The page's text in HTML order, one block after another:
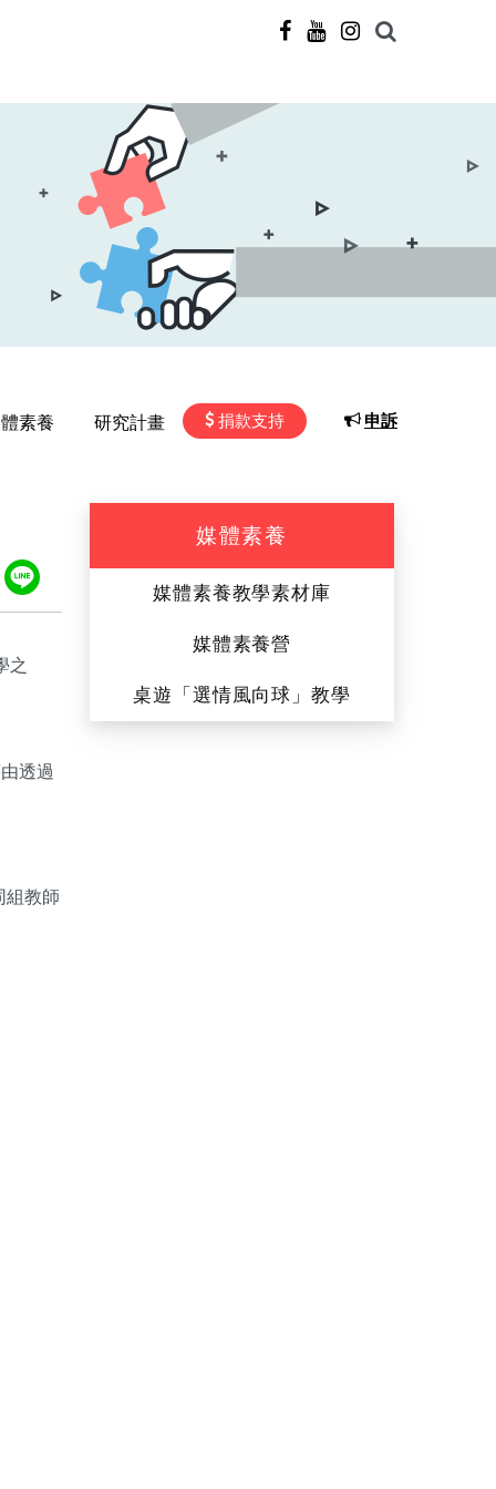
素養 研究計畫 申訴
捐款支持
Line
之
透過
組教師
媒體素養
媒體素養教學素材庫
媒體素養營
桌遊「選情風向球」教學